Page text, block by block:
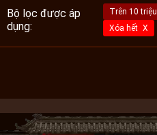
Bộ lọc được áp
dụng:
Trên 10 triệu
Xóa hết